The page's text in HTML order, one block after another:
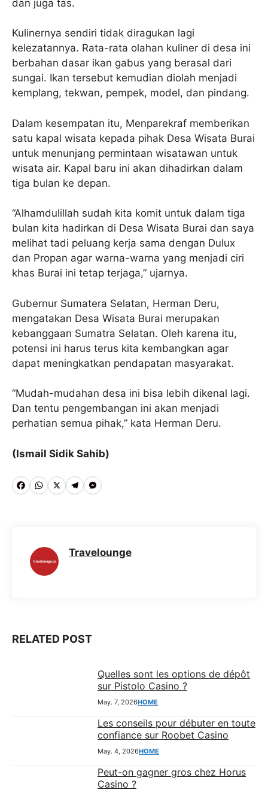
dan juga tas.
Kulinernya sendiri tidak diragukan lagi
kelezatannya. Rata-rata olahan kuliner di desa ini
berbahan dasar ikan gabus yang berasal dari
sungai. Ikan tersebut kemudian diolah menjadi
kemplang, tekwan, pempek, model, dan pindang.
Dalam kesempatan itu, Menparekraf memberikan
satu kapal wisata kepada pihak Desa Wisata Burai
untuk menunjang permintaan wisatawan untuk
wisata air. Kapal baru ini akan dihadirkan dalam
tiga bulan ke depan.
“Alhamdulillah sudah kita komit untuk dalam tiga
bulan kita hadirkan di Desa Wisata Burai dan saya
melihat tadi peluang kerja sama dengan Dulux
dan Propan agar warna-warna yang menjadi ciri
khas Burai ini tetap terjaga,” ujarnya.
Gubernur Sumatera Selatan, Herman Deru,
mengatakan Desa Wisata Burai merupakan
kebanggaan Sumatra Selatan. Oleh karena itu,
potensi ini harus terus kita kembangkan agar
dapat meningkatkan pendapatan masyarakat.
“Mudah-mudahan desa ini bisa lebih dikenal lagi.
Dan tentu pengembangan ini akan menjadi
perhatian semua pihak,” kata Herman Deru.
(Ismail Sidik Sahib)
F W
t
s
X T
e
M
s
r
Travelounge
RELATED POST
Quelles sont les options de dépôt
sur Pistolo Casino ?
May. 7, 2026HOME
Les conseils pour débuter en toute
confiance sur Roobet Casino
May. 4, 2026HOME
Peut-on gagner gros chez Horus
Casino ?